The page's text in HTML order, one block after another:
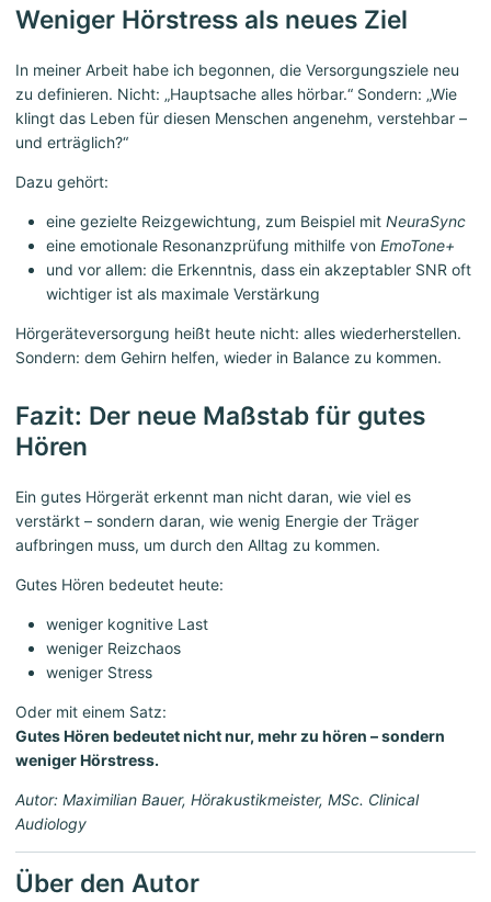
Weniger Hörstress als neues Ziel
In meiner Arbeit habe ich begonnen, die Versorgungsziele neu
zu definieren. Nicht: „Hauptsache alles hörbar.“ Sondern: „Wie
klingt das Leben für diesen Menschen angenehm, verstehbar –
und erträglich?“
Dazu gehört:
eine gezielte Reizgewichtung, zum Beispiel mit NeuraSync
eine emotionale Resonanzprüfung mithilfe von EmoTone+
und vor allem: die Erkenntnis, dass ein akzeptabler SNR oft
wichtiger ist als maximale Verstärkung
Hörgeräteversorgung heißt heute nicht: alles wiederherstellen.
Sondern: dem Gehirn helfen, wieder in Balance zu kommen.
Fazit: Der neue Maßstab für gutes
Hören
Ein gutes Hörgerät erkennt man nicht daran, wie viel es
verstärkt – sondern daran, wie wenig Energie der Träger
aufbringen muss, um durch den Alltag zu kommen.
Gutes Hören bedeutet heute:
weniger kognitive Last
weniger Reizchaos
weniger Stress
Oder mit einem Satz:
Gutes Hören bedeutet nicht nur, mehr zu hören – sondern
weniger Hörstress.
Autor: Maximilian Bauer, Hörakustikmeister, MSc. Clinical
Audiology
Über den Autor